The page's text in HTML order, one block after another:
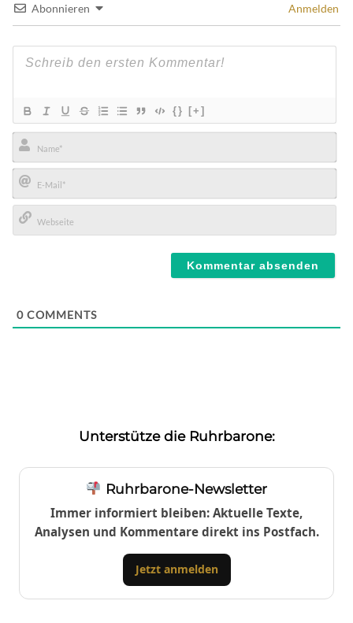
Abonnieren Anmelden
{} [+]
Name*
E-
Mail*
0 COMMENTS
Unterstütze die Ruhrbarone:
Ruhrbarone-Newsletter
Immer informiert bleiben: Aktuelle Texte,
Analysen und Kommentare direkt ins Postfach.
Jetzt anmelden